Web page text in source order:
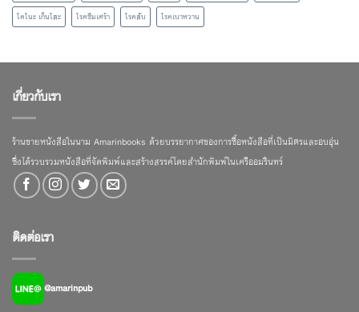
โคโนะ เก็นโตะ
โรคซึมเศร้า โรคตับ โรคเบาหวาน
เกี่ยวกับเรา
ร้านขายหนังสือในนาม Amarinbooks ด้วยบรรยากาศของการซื้อหนังสือที่เป็นมิตรและอบอุ่น
ซึ่งได้รวบรวมหนังสือที่จัดพิมพ์และสร้างสรรค์โดยสำนักพิมพ์ในเครืออมรินทร์
ติดต่อเรา
@amarinpub